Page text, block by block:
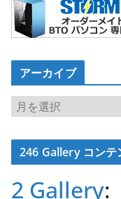
アーカイブ
ア
ー
カ
イ246 Gallery コンテ
2 Gallery: